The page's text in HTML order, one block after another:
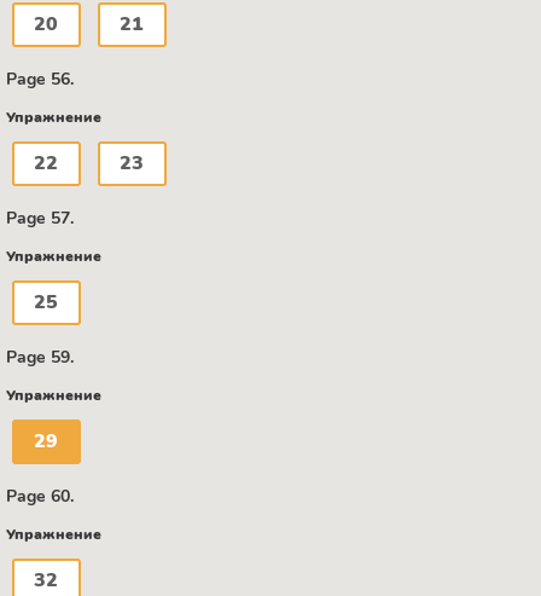
20 21
Page 56.
Упражнение
22 23
Page 57.
Упражнение
25
Page 59.
Упражнение
29
Page 60.
Упражнение
32